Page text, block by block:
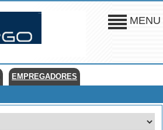
MENU
EMPREGADORES